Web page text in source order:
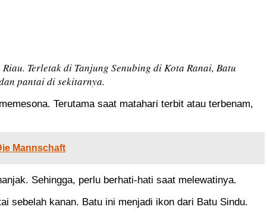
Terletak di Tanjung Senubing di Kota Ranai, Batu
pantai di sekitarnya.
Terutama saat matahari terbit atau terbenam,
Mannschaft
Sehingga, perlu berhati-hati saat melewatinya.
sebelah kanan. Batu ini menjadi ikon dari Batu Sindu.